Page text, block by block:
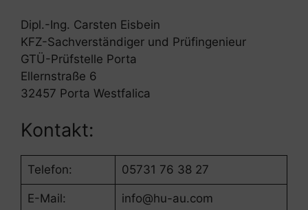
Dipl.-Ing. Carsten Eisbein
KFZ-Sachverständiger und Prüfingenieur
GTÜ-Prüfstelle Porta
Ellernstraße 6
32457 Porta Westfalica
Kontakt:
Telefon: 05731 76 38 27
E-Mail: info@hu-au.com